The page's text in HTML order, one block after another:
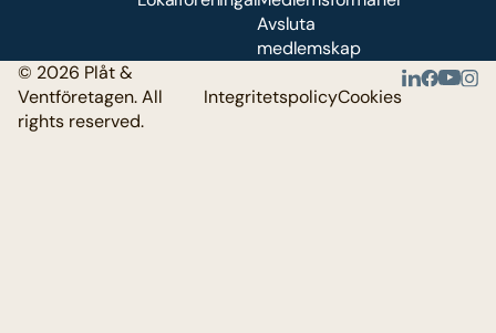
Avsluta
medlemskap
© 2026 Plåt &
Ventföretagen. All
rights reserved.
IntegritetspolicyCookies